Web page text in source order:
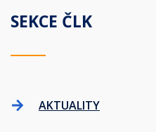
SEKCE ČLK
AKTUALITY